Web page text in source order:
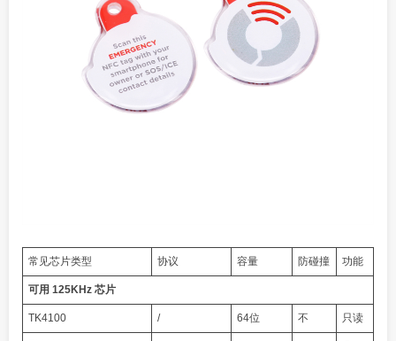
常见芯片类型 协议 容量 防碰撞 功能
可用 125KHz 芯片
TK4100 / 64位 不 只读